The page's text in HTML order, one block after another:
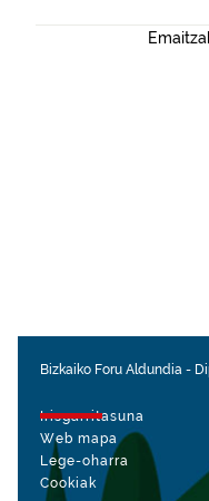
Bizkaiko Foru Aldundia -
Irisgarritasuna
Web mapa
Lege-oharra
Cookiak